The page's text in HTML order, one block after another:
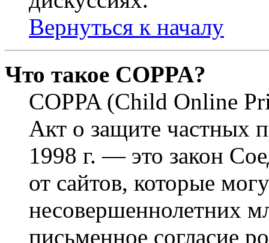
Вернуться к началу
Что такое COPPA?
COPPA (Child Online
Акт о защите частных
1998 г. — это закон
от сайтов, которые
несовершеннолетних
письменное согласие